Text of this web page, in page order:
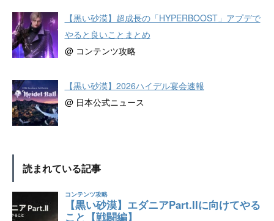
【黒い砂漠】超成長の「HYPERBOOST」アプデで
やると良いことまとめ
@ コンテンツ攻略
【黒い砂漠】2026ハイデル宴会速報
@ 日本公式ニュース
読まれている記事